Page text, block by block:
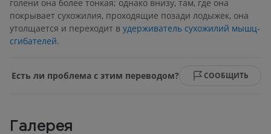
голени она более тонкая; однако внизу, там, где она
покрывает сухожилия, проходящие позади лодыжек, она
утолщается и переходит в удерживатель сухожилий мышц-
сгибателей.
Есть ли проблема с этим переводом? СООБЩИТЬ
Галерея